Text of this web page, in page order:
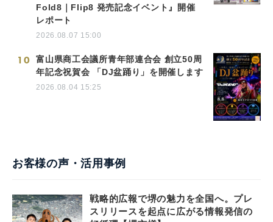
Fold8｜Flip8 発売記念イベント』開催
レポート
2026.08.07 15:00
10
富山県商工会議所青年部連合会 創立50周
年記念祝賀会 「DJ盆踊り」を開催します
2026.08.04 15:25
お客様の声・活用事例
戦略的広報で堺の魅力を全国へ。プレ
スリリースを起点に広がる情報発信の